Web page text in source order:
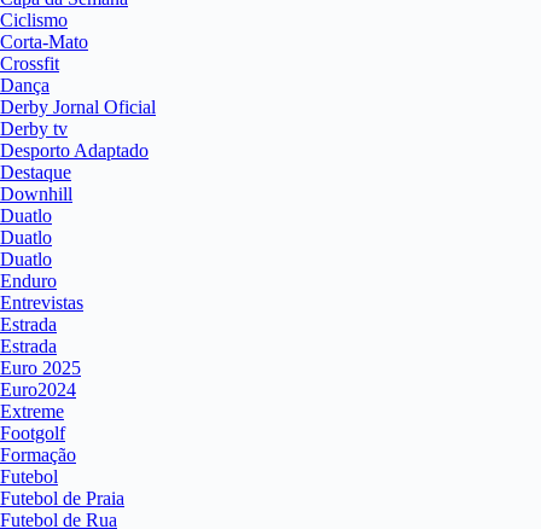
Ciclismo
Corta-Mato
Crossfit
Dança
Derby Jornal Oficial
Derby tv
Desporto Adaptado
Destaque
Downhill
Duatlo
Duatlo
Duatlo
Enduro
Entrevistas
Estrada
Estrada
Euro 2025
Euro2024
Extreme
Footgolf
Formação
Futebol
Futebol de Praia
Futebol de Rua